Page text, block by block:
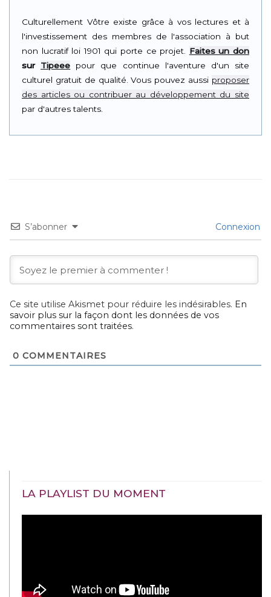
Culturellement Vôtre existe grâce à vos lectures et à
l'investissement des membres de l'association à but
non lucratif loi 1901 qui porte ce projet. Faites un don
sur Tipeee pour que continue l'aventure d'un site
culturel gratuit de qualité. Vous pouvez aussi proposer
des articles ou contribuer au développement du site
par d'autres talents.
S’abonner Connexion
Ce site utilise Akismet pour réduire les indésirables. En
savoir plus sur la façon dont les données de vos
commentaires sont traitées.
0 COMMENTAIRES
LA PLAYLIST DU MOMENT